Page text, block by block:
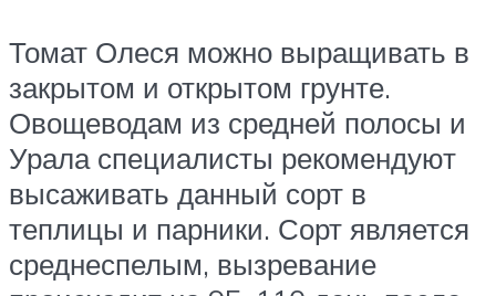
Томат Олеся можно выращивать в
закрытом и открытом грунте.
Овощеводам из средней полосы и
Урала специалисты рекомендуют
высаживать данный сорт в
теплицы и парники. Сорт является
среднеспелым, вызревание